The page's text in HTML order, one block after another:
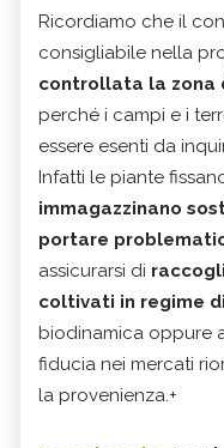
Ricordiamo che il
consigliabile nella
controllata la
perché i campi e i
essere esenti da
Infatti le piante
immagazzinano
portare
assicurarsi di
coltivati in regime
biodinamica oppure
fiducia nei mercati
la provenienza.+